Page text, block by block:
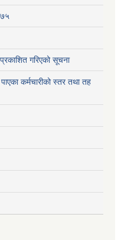
गरिएको सूचना
कर्मचारीको स्तर तथा तह